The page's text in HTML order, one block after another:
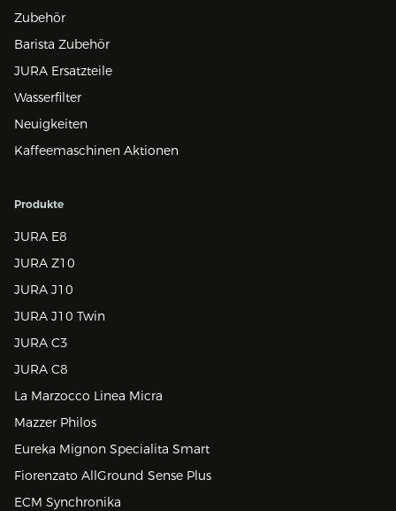
Zubehör
Barista Zubehör
JURA Ersatzteile
Wasserfilter
Neuigkeiten
Kaffeemaschinen Aktionen
Produkte
JURA E8
JURA Z10
JURA J10
JURA J10 Twin
JURA C3
JURA C8
La Marzocco Linea Micra
Mazzer Philos
Eureka Mignon Specialita Smart
Fiorenzato AllGround Sense Plus
ECM Synchronika